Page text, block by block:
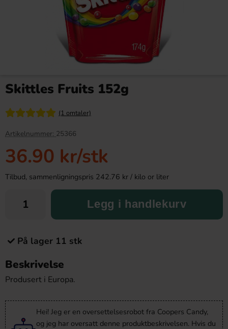
Skittles Fruits 152g
(1 omtaler)
Artikelnummer: 25366
36.90 kr/stk
Tilbud, sammenligningspris 242.76 kr / kilo or liter
Legg i handlekurv
På lager 11 stk
Beskrivelse
Produsert i Europa.
Hei! Jeg er en oversettelsesrobot fra Coopers Candy,
og jeg har oversatt denne produktbeskrivelsen. Hvis du